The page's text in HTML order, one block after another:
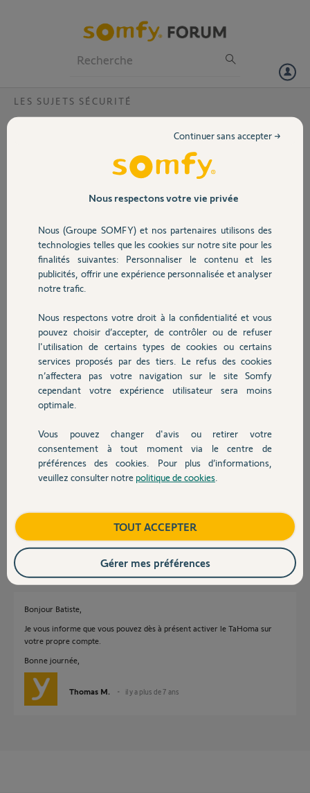
Volet
Sécurité
Domotique
Chauffage
Autres produits
Devis avec un pro
Contact
LES SUJETS SÉCURITÉ
Location local avec tahoma
Je loue un local avec un boîtier TaHoma box v2
Code pin : 1201-6403-9989
batiste V.
il y a plus de 7 ans
Participer au fil de discussion
Réponses
Vous avez posé le pin ici c'est bien.
Un Yellow's va arranger ca.
Anonyme il y a plus de 7 ans
propriétaire du TaHoma
batiste V. il y a plus de 7 ans
Bonjour Batiste,
Je vous informe que vous pouvez dès à présent activer le TaHoma sur
votre propre compte.
Bonne journée,
Thomas M. il y a plus de 7 ans
Nous respectons votre vie privée
Nous (Groupe SOMFY) et nos partenaires utilisons des
technologies telles que les cookies sur notre site pour les
finalités suivantes: Personnaliser le contenu et les
publicités, offrir une expérience personnalisée et analyser
notre trafic.
Nous respectons votre droit à la confidentialité et vous
pouvez choisir d’accepter, de contrôler ou de refuser
l'utilisation de certains types de cookies ou certains
services proposés par des tiers. Le refus des cookies
n’affectera pas votre navigation sur le site Somfy
cependant votre expérience utilisateur sera moins
optimale.
Vous pouvez changer d'avis ou retirer votre
consentement à tout moment via le centre de
préférences des cookies. Pour plus d’informations,
veuillez consulter notre politique de cookies
Continuer sans accepter →
TOUT ACCEPTER
Gérer mes préférences